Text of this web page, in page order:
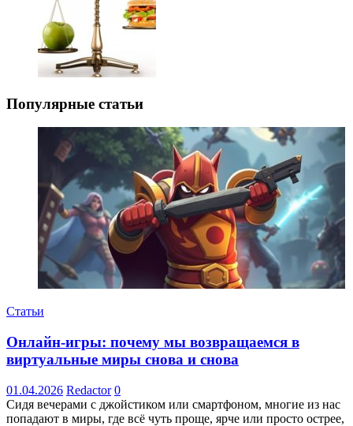
Популярные статьи
Статьи
Онлайн-игры: почему мы возвращаемся в
виртуальные миры снова и снова
01.04.2026 Redactor 0
Сидя вечерами с джойстиком или смартфоном, многие из нас
попадают в миры, где всё чуть проще, ярче или просто острее,